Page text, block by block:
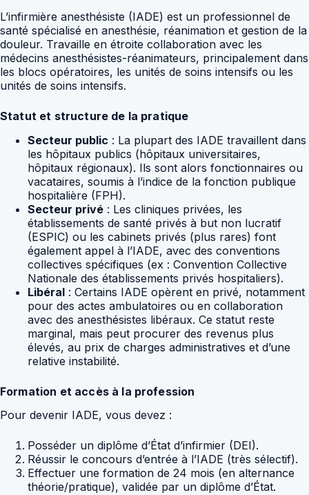
L’infirmière anesthésiste (IADE) est un professionnel de
santé spécialisé en anesthésie, réanimation et gestion de la
douleur. Travaille en étroite collaboration avec les
médecins anesthésistes-réanimateurs, principalement dans
les blocs opératoires, les unités de soins intensifs ou les
unités de soins intensifs.
Statut et structure de la pratique
Secteur public : La plupart des IADE travaillent dans
les hôpitaux publics (hôpitaux universitaires,
hôpitaux régionaux). Ils sont alors fonctionnaires ou
vacataires, soumis à l’indice de la fonction publique
hospitalière (FPH).
Secteur privé : Les cliniques privées, les
établissements de santé privés à but non lucratif
(ESPIC) ou les cabinets privés (plus rares) font
également appel à l’IADE, avec des conventions
collectives spécifiques (ex : Convention Collective
Nationale des établissements privés hospitaliers).
Libéral : Certains IADE opèrent en privé, notamment
pour des actes ambulatoires ou en collaboration
avec des anesthésistes libéraux. Ce statut reste
marginal, mais peut procurer des revenus plus
élevés, au prix de charges administratives et d’une
relative instabilité.
Formation et accès à la profession
Pour devenir IADE, vous devez :
Posséder un diplôme d’État d’infirmier (DEI).
Réussir le concours d’entrée à l’IADE (très sélectif).
Effectuer une formation de 24 mois (en alternance
théorie/pratique), validée par un diplôme d’État.